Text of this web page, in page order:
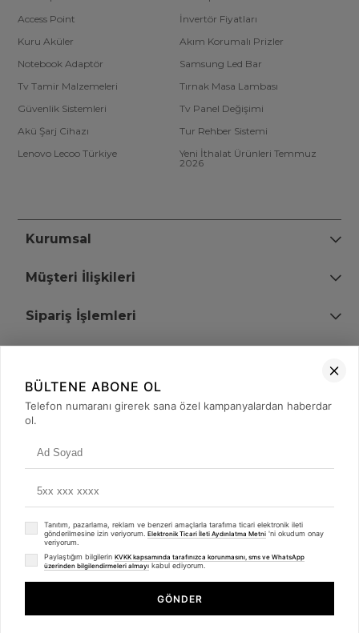
Access Point
İnvertör Fiyatları
Kuru Aküler
Akım Korumalı Prizler
Notebook Adaptör
Samsung Led Bar
Tv Tamir Malzemeleri
Tırnak Masa Lambası
Güvenlik Sistemleri
Tv Panel Değişimi
Akü Şarj Cihazı
Tur Rehber Sistemi
Lenovo Lecoo Türkiye
Yeni İthalat Ürünleri Temmuz
2026
Kurumsal
Müşteri İlişkileri
Sipariş İşlemleri
+90 (850) 473 08 08
© 2008 - 2026merterelektronik.com
- Tüm Hakları Saklıdır. Kredi kartı bilgileriniz 256bit SSL sertifikası ile
Whatsapp
BÜLTENE ABONE OL
Telefon numaranı girerek sana özel kampanyalardan haberdar
ol.
Tanıtım, pazarlama, reklam ve benzeri amaçlarla tarafıma ticari elektronik ileti
gönderilmesine izin veriyorum. Elektronik Ticari İleti Aydınlatma Metni 'ni okudum onay
veriyorum.
Paylaştığım bilgilerin KVKK kapsamında tarafınızca korunmasını, sms ve WhatsApp
üzerinden bilgilendirmeleri almayı kabul ediyorum.
GÖNDER